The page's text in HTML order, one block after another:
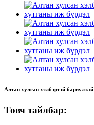
Алтан хулсан хэлбэртэй
Товч тайлбар: